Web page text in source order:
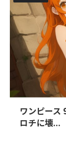
ワンピース
ロチに壊...